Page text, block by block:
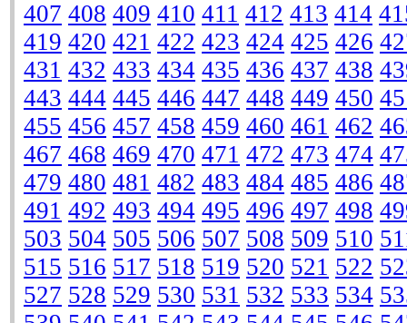
407 408 409 410 411 412 413 414
419 420 421 422 423 424 425 426
431 432 433 434 435 436 437 438
443 444 445 446 447 448 449 450
455 456 457 458 459 460 461 462
467 468 469 470 471 472 473 474
479 480 481 482 483 484 485 486
491 492 493 494 495 496 497 498
503 504 505 506 507 508 509 510
515 516 517 518 519 520 521 522
527 528 529 530 531 532 533 534